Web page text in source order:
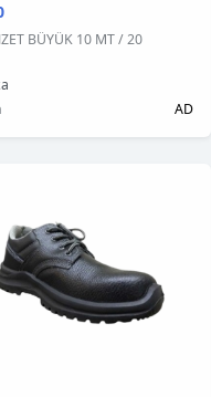
BÜYÜK 10 MT / 20
AD